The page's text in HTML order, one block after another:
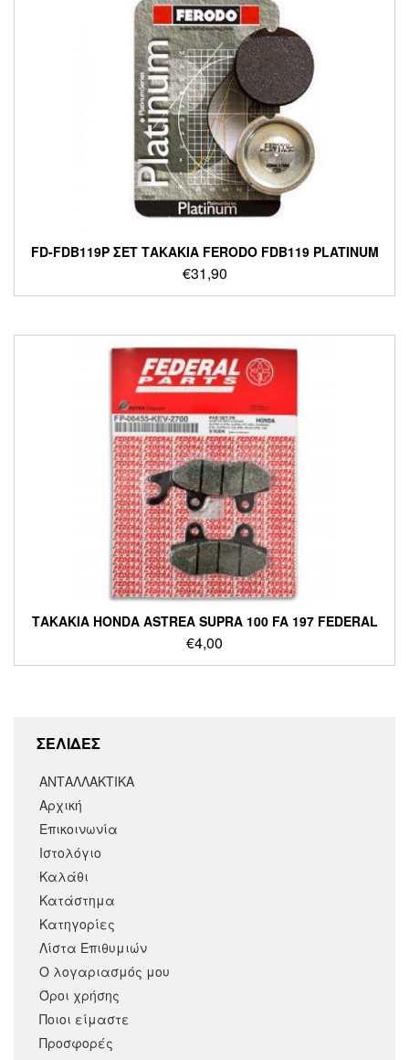
FD-FDB119P ΣΕΤ ΤΑΚΑΚΙΑ FERODO FDB119 PLATINUM
€31,90
ΤΑΚΑΚΙΑ HONDA ASTREA SUPRA 100 FA 197 FEDERAL
€4,00
ΣΕΛΙΔΕΣ
ΑΝΤΑΛΛΑΚΤΙΚΑ
Αρχική
Επικοινωνία
Ιστολόγιο
Καλάθι
Κατάστημα
Κατηγορίες
Λίστα Επιθυμιών
Ο λογαριασμός μου
Όροι χρήσης
Ποιοι είμαστε
Προσφορές